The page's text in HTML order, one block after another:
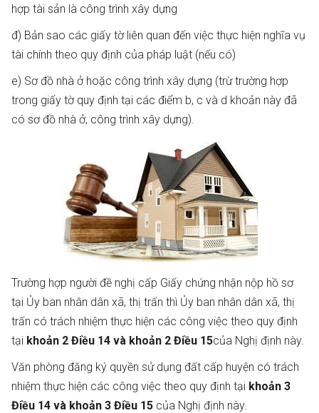
hợp tài sản là công trình xây dựng
đ) Bản sao các giấy tờ liên quan đến việc thực hiện nghĩa vụ
tài chính theo quy định của pháp luật (nếu có)
e) Sơ đồ nhà ở hoặc công trình xây dựng (trừ trường hợp
trong giấy tờ quy định tại các điểm b, c và d khoản này đã
có sơ đồ nhà ở, công trình xây dựng).
Trường hợp người đề nghị cấp Giấy chứng nhận nộp hồ sơ
tại Ủy ban nhân dân xã, thị trấn thì Ủy ban nhân dân xã, thị
trấn có trách nhiệm thực hiện các công việc theo quy định
tại khoản 2 Điều 14 và khoản 2 Điều 15của Nghị định này.
Văn phòng đăng ký quyền sử dụng đất cấp huyện có trách
nhiệm thực hiện các công việc theo quy định tại khoản 3
Điều 14 và khoản 3 Điều 15 của Nghị định này.